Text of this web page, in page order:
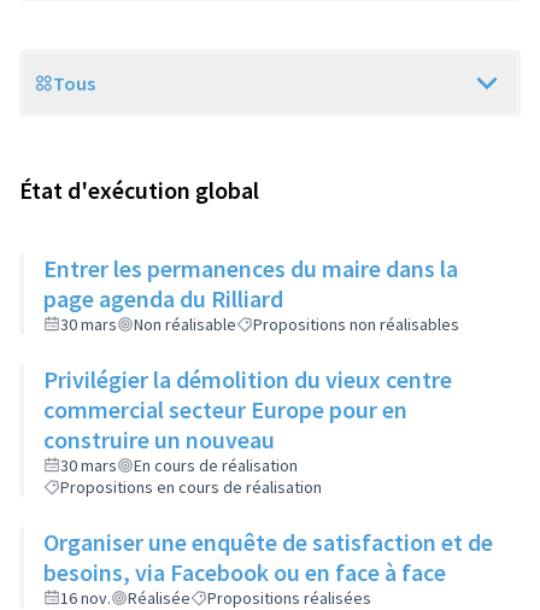
Scope
Tous
État d'exécution global
Entrer les permanences du maire dans la
page agenda du Rilliard
30 mars Non réalisable Propositions non réalisables
Privilégier la démolition du vieux centre
commercial secteur Europe pour en
construire un nouveau
30 mars
En cours de réalisation
Propositions en cours de réalisation
Organiser une enquête de satisfaction et de
besoins, via Facebook ou en face à face
16 nov. Réalisée Propositions réalisées